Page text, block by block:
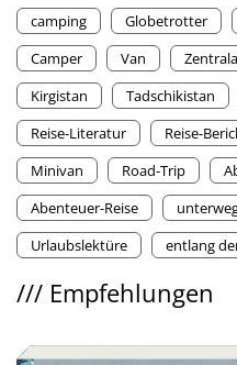
camping
Globetrotter
Camper
Van
Kirgistan
Tadschikistan
Reise-Literatur
Reise-
Minivan
Road-Trip
Abenteuer-Reise
Urlaubslektüre
entlang
/// Empfehlungen